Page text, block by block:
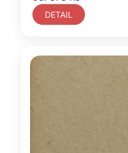
DETAIL